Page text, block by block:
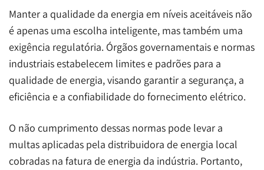
Manter a qualidade da energia em níveis aceitáveis não
é apenas uma escolha inteligente, mas também uma
exigência regulatória. Órgãos governamentais e normas
industriais estabelecem limites e padrões para a
qualidade de energia, visando garantir a segurança, a
eficiência e a confiabilidade do fornecimento elétrico.
O não cumprimento dessas normas pode levar a
multas aplicadas pela distribuidora de energia local
cobradas na fatura de energia da indústria. Portanto,